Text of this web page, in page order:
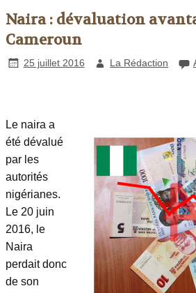
Naira : dévaluation
Cameroun
25 juillet 2016 La Rédaction
Le naira a
été dévalué
par les
autorités
nigérianes.
Le 20 juin
2016, le
Naira
perdait donc
de son